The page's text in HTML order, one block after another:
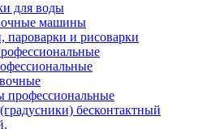
для воды
машины
пароварки и рисоварки
бесконтактный